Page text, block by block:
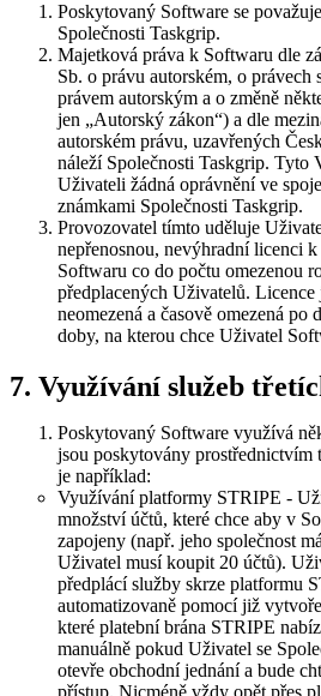
Poskytovaný Software se
Společnosti Taskgrip.
Majetková práva k Softwaru dle
Sb. o právu autorském, o právech
právem autorským a o změně
jen „Autorský zákon“) a dle
autorském právu, uzavřených
náleží Společnosti Taskgrip. Tyto
Uživateli žádná oprávnění ve
známkami Společnosti Taskgrip.
Provozovatel tímto uděluje
nepřenosnou, nevýhradní licenci
Softwaru co do počtu omezenou
předplacených Uživatelů. Licence
neomezená a časově omezená po
doby, na kterou chce Uživatel
7. Využívání služeb
Poskytovaný Software využívá
jsou poskytovány prostřednictvím
je například:
Využívání platformy STRIPE -
množství účtů, které chce aby v
zapojeny (např. jeho společnost
Uživatel musí koupit 20 účtů).
předplácí služby skrze platformu
automatizovaně pomocí již
které platební brána STRIPE
manuálně pokud Uživatel se
otevře obchodní jednání a bude
přístup. Nicméně vždy opět přes